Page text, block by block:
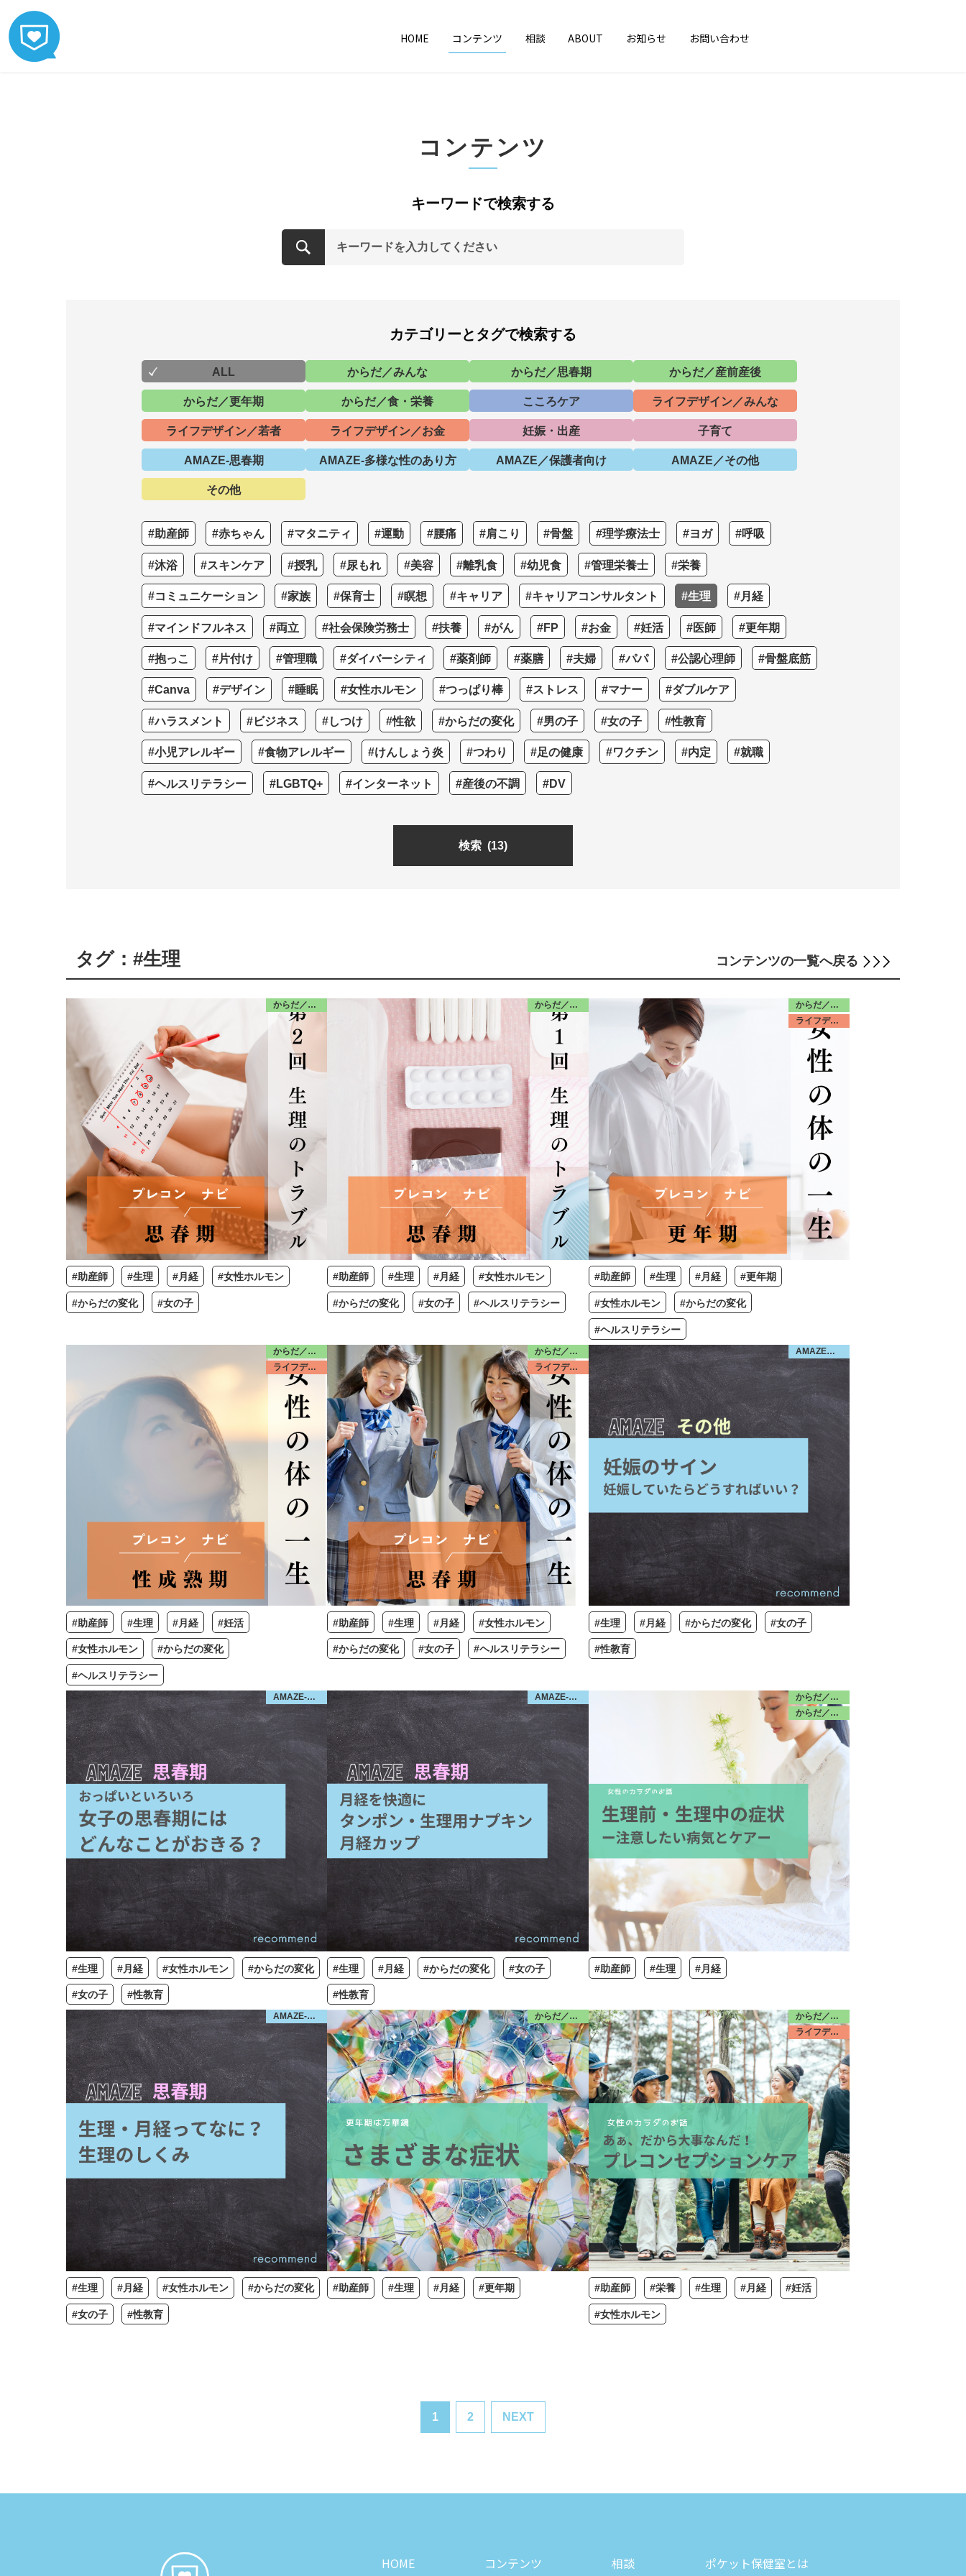
HOME コンテンツ 相談 ABOUT お知らせ お問い合わせ
コンテンツ
キーワードで検索する
カテゴリーとタグで検索する
ALL からだ／みんな からだ／思春期 からだ／産前産後
からだ／更年期 からだ／食・栄養 こころケア ライフデザイン／みんな
ライフデザイン／若者 ライフデザイン／お金 妊娠・出産 子育て
AMAZE-思春期 AMAZE-多様な性のあり方 AMAZE／保護者向け AMAZE／その他
その他
#助産師 #赤ちゃん #マタニティ #運動 #腰痛 #肩こり #骨盤 #理学療法士 #ヨガ #呼吸
#沐浴 #スキンケア #授乳 #尿もれ #美容 #離乳食 #幼児食 #管理栄養士 #栄養
#コミュニケーション #家族 #保育士 #瞑想 #キャリア #キャリアコンサルタント #生理 #月経
#マインドフルネス #両立 #社会保険労務士 #扶養 #がん #FP #お金 #妊活 #医師 #更年期
#抱っこ #片付け #管理職 #ダイバーシティ #薬剤師 #薬膳 #夫婦 #パパ #公認心理師 #骨盤底筋
#Canva #デザイン #睡眠 #女性ホルモン #つっぱり棒 #ストレス #マナー #ダブルケア
#ハラスメント #ビジネス #しつけ #性欲 #からだの変化 #男の子 #女の子 #性教育
#小児アレルギー #食物アレルギー #けんしょう炎 #つわり #足の健康 #ワクチン #内定 #就職
#ヘルスリテラシー #LGBTQ+ #インターネット #産後の不調 #DV
検索 (13)
タグ：#生理 コンテンツの一覧へ戻る
からだ／思春期
#助産師 #生理 #月経 #女性ホルモン
#からだの変化 #女の子
からだ／思春期
#助産師 #生理 #月経 #女性ホルモン
#からだの変化 #女の子 #ヘルスリテラシー
からだ／更年期
ライフデザイン／みんな
#助産師 #生理 #月経 #更年期
#女性ホルモン #からだの変化
#ヘルスリテラシー
からだ／みんな
ライフデザイン／若者
#助産師 #生理 #月経 #妊活
#女性ホルモン #からだの変化
#ヘルスリテラシー
からだ／思春期
ライフデザイン／みんな
#助産師 #生理 #月経 #女性ホルモン
#からだの変化 #女の子 #ヘルスリテラシー
AMAZE／その他
#生理 #月経 #からだの変化 #女の子
#性教育
AMAZE-思春期
#生理 #月経 #女性ホルモン #からだの変化
#女の子 #性教育
AMAZE-思春期
#生理 #月経 #からだの変化 #女の子
#性教育
からだ／みんな
からだ／思春期
#助産師 #生理 #月経
AMAZE-思春期
#生理 #月経 #女性ホルモン #からだの変化
#女の子 #性教育
からだ／更年期
#助産師 #生理 #月経 #更年期
からだ／思春期
ライフデザイン／若者
#助産師 #栄養 #生理 #月経 #妊活
#女性ホルモン
1 2 NEXT
HOME コンテンツ 相談 ポケット保健室とは